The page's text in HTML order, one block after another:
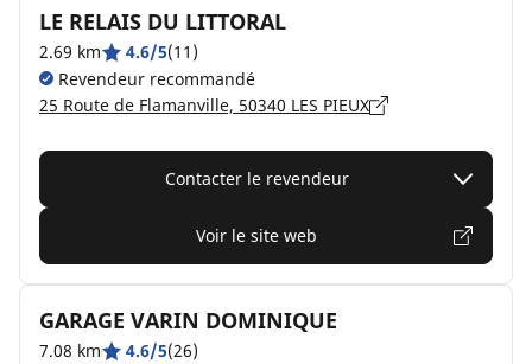
LE RELAIS DU LITTORAL
2.69 km 4.6/5(11)
Revendeur recommandé
25 Route de Flamanville, 50340 LES PIEUX
Contacter le revendeur
Voir le site web
GARAGE VARIN DOMINIQUE
7.08 km 4.6/5(26)